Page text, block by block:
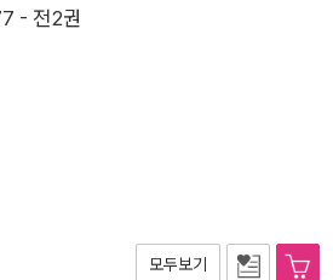
- 전2권
모두보기